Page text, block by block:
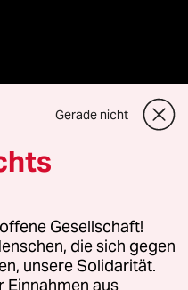
GmbH
oder für Genehmigungen
Gerade nicht
Gesellschaft!
die sich gegen
unsere Solidarität.
Einnahmen aus